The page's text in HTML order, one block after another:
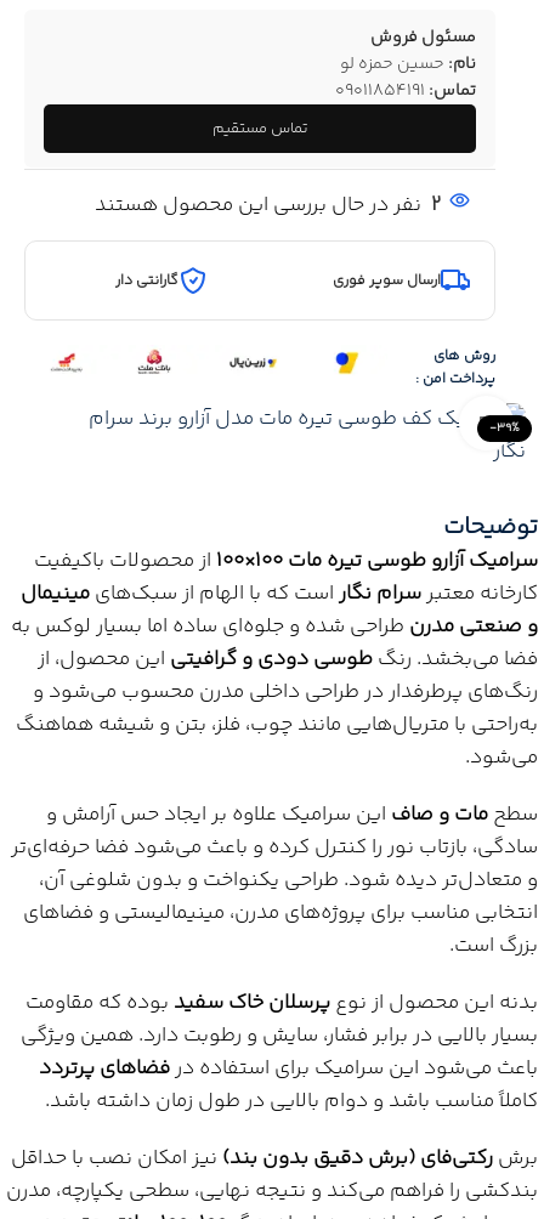
-39%
Click to enlarge
مسئول فروش
نام: حسین حمزه لو
تماس: 09011854191
تماس مستقیم
2 نفر در حال بررسی این محصول هستند
ارسال سوپر فوری گارانتی دار
روش های
پرداخت امن :
توضیحات
سرامیک آزارو طوسی تیره مات 100×100
از محصولات باکیفیت
کارخانه معتبرسرام نگاراست که با الهام از سبک‌هایمینیمال
و صنعتی مدرن طراحی شده و جلوه‌ای ساده اما بسیار لوکس به
فضا می‌بخشد. رنگطوسی دودی و گرافیتی این محصول، از
رنگ‌های پرطرفدار در طراحی داخلی مدرن محسوب می‌شود و
به‌راحتی با متریال‌هایی مانند چوب، فلز، بتن و شیشه هماهنگ
می‌شود.
سطحمات و صاف این سرامیک علاوه بر ایجاد حس آرامش و
سادگی، بازتاب نور را کنترل کرده و باعث می‌شود فضا حرفه‌ای‌تر
و متعادل‌تر دیده شود. طراحی یکنواخت و بدون شلوغی آن،
انتخابی مناسب برای پروژه‌های مدرن، مینیمالیستی و فضاهای
بزرگ است.
بدنه این محصول از نوعپرسلان خاک سفید بوده که مقاومت
بسیار بالایی در برابر فشار، سایش و رطوبت دارد. همین ویژگی
باعث می‌شود این سرامیک برای استفاده درفضاهای پرتردد
کاملاً مناسب باشد و دوام بالایی در طول زمان داشته باشد.
برشرکتی‌فای (برش دقیق بدون بند) نیز امکان نصب با حداقل
بندکشی را فراهم می‌کند و نتیجه نهایی، سطحی یکپارچه، مدرن